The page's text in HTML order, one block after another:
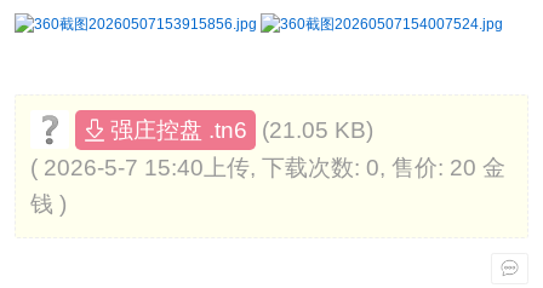
强庄控盘 .tn6
(21.05 KB)
( 2026-5-7 15:40上传, 下载次数: 0, 售价: 20 金
钱 )